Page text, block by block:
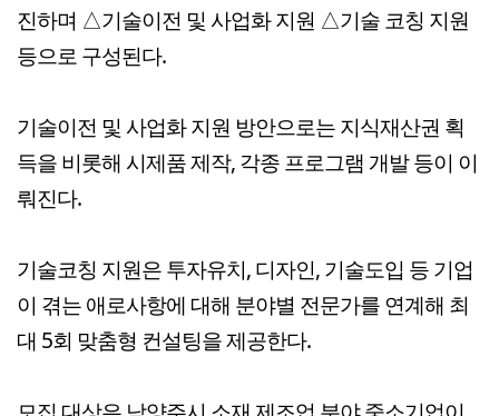
진하며 △기술이전 및 사업화 지원 △기술 코칭 지원
등으로 구성된다.
기술이전 및 사업화 지원 방안으로는 지식재산권 획
득을 비롯해 시제품 제작, 각종 프로그램 개발 등이 이
뤄진다.
기술코칭 지원은 투자유치, 디자인, 기술도입 등 기업
이 겪는 애로사항에 대해 분야별 전문가를 연계해 최
대 5회 맞춤형 컨설팅을 제공한다.